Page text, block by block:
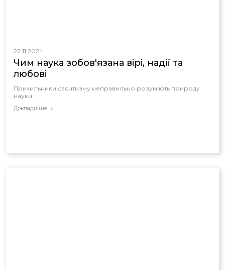
22.11.2024
Чим наука зобов'язана вірі, надії та
любові
Прихильники саєнтизму неправильно розуміють природу
науки.
Докладніше